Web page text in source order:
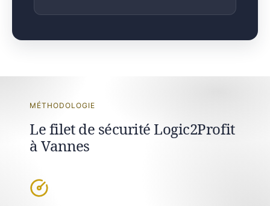
MÉTHODOLOGIE
Le filet de sécurité Logic2Profit
à Vannes